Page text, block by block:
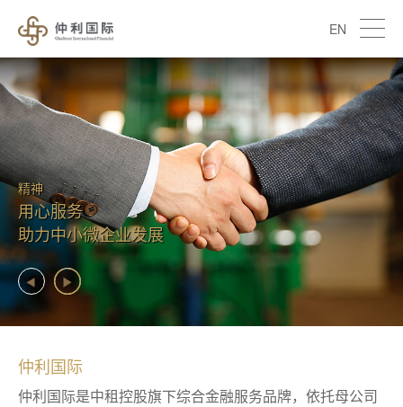
EN
精神
用心服务
助力中小微企业发展
仲利国际
仲利国际是中租控股旗下综合金融服务品牌，依托母公司